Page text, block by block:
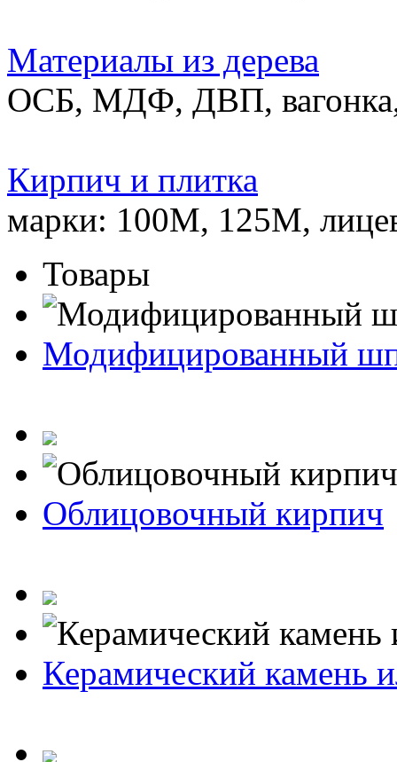
Материалы из дерева
ОСБ, МДФ, ДВП,
Кирпич и плитка
марки: 100М, 125М,
Товары
Модифицированный
Облицовочный кирпич
Керамический камень